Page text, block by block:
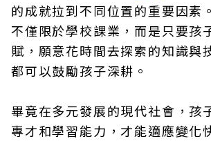
的成就拉到不同位置的重要因素
不僅限於學校課業，而是只要孩
賦，願意花時間去探索的知識與
都可以鼓勵孩子深耕。
畢竟在多元發展的現代社會，孩
專才和學習能力，才能適應變化